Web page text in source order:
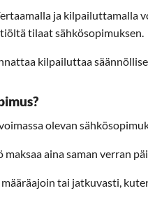
ja
tilaat sähkösopimuksen.
kilpailuttaa
olevan
aina saman verran
tai jatkuvasti,